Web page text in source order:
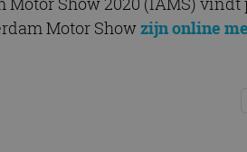
Motor Showzijn online